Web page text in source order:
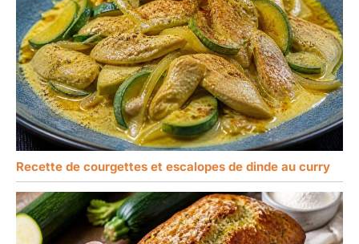
Recette de courgettes et escalopes de dinde au curry